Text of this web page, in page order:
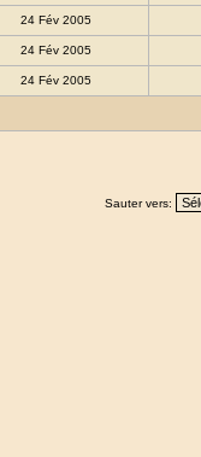
24 Fév 2005
24 Fév 2005
24 Fév 2005
Sauter vers: